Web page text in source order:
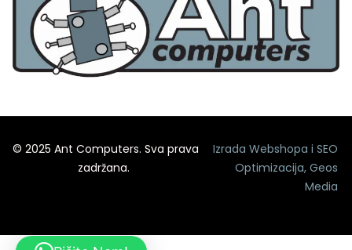
© 2025 Ant Computers. Sva prava
zadržana.
Izrada Webshopa iSEO
Optimizacija,Geos
Media